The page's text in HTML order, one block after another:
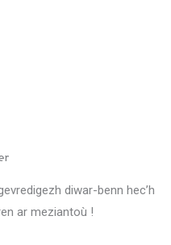
diwar-benn hec’h
ar meziantoù !